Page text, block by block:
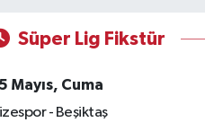
Süper Lig Fikstür
Mayıs, Cuma
- Beşiktaş